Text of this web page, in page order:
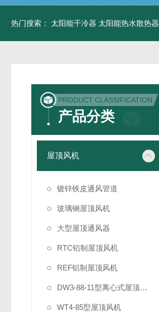
热门搜索： 太阳能干冷器 太阳能热水散热器
PRODUCT CLASSIFICATION
产品分类
屋顶风机
镀锌铁皮通风管道
玻璃钢屋顶风机
大型屋顶通风器
RTC铝制屋顶风机
REF铝制屋顶风机
DW3-88-11型离心式屋顶风机
WT4-85型屋顶风机